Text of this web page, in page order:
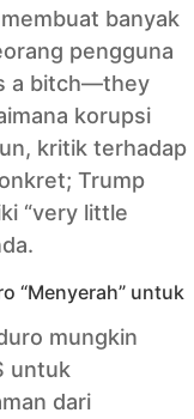
banyak
pengguna
a bitch—they
korupsi
kritik terhadap
Trump
“very little
“Menyerah” untuk
mungkin
untuk
dari